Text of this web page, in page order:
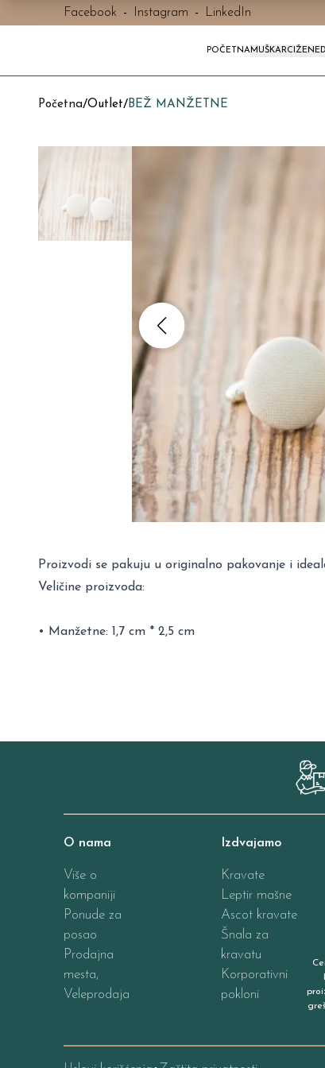
Facebook - Instagram - LinkedIn
POČETNAMUŠKARCI ŽENE
Početna/Outlet/BEŽ MANŽETNE
Proizvodi se pakuju u originalno pakovanje i
Veličine proizvoda:
• Manžetne: 1,7 cm * 2,5 cm
O nama
Više o
kompaniji
Ponude za
posao
Prodajna
mesta,
Veleprodaja
Izdvajamo
Kravate
Leptir mašne
Ascot kravate
Šnala za
kravatu
Korporativni
pokloni